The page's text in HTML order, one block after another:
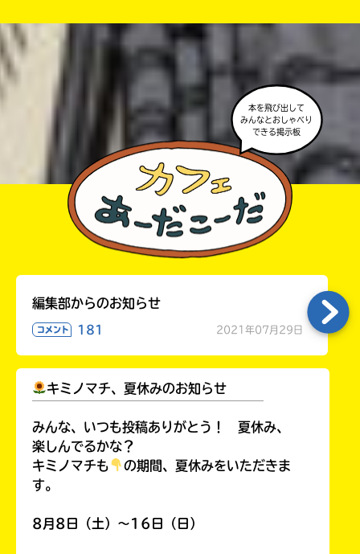
・ポプラ社の宣伝物で紹介させてもらうことがある
・かき終えたら、人を傷つけていたり、個人情報をか
きこんでいたり、字がまちがっていたりしないか、読
本を飛び出して
みんなとおしゃべり
できる掲示板
編集部からのお知らせ
コメント 181 2021年07月29日
キミノマチ、夏休みのお知らせ
みんな、いつも投稿ありがとう！ 夏休み、
楽しんでるかな？
キミノマチも
の期間、夏休みをいただきま
す。
8月8日（土）～16日（日）